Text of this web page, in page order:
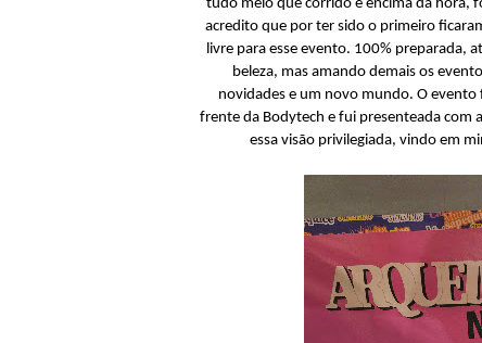
tudo meio que corrido e encima da hora,
acredito que por ter sido o primeiro
livre para esse evento. 100% preparada,
beleza, mas amando demais os
novidades e um novo mundo. O evento
frente da Bodytech e fui presenteada com
essa visão privilegiada, vindo em